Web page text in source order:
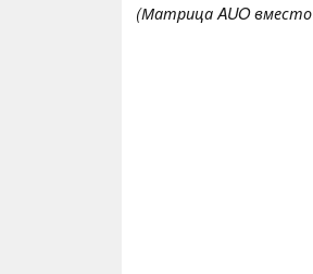
(Матрица AUO вместо